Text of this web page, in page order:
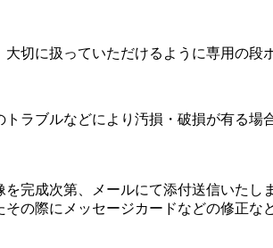
切に扱っていただけるように専用の段
ラブルなどにより汚損・破損が有る場
完成次第、メールにて添付送信いたし
の際にメッセージカードなどの修正な